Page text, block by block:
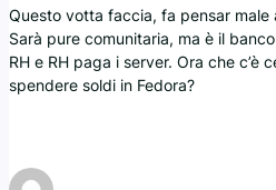
Questo votta faccia, fa pensar male
Sarà pure comunitaria, ma è il
RH e RH paga i server. Ora che c’è
spendere soldi in Fedora?